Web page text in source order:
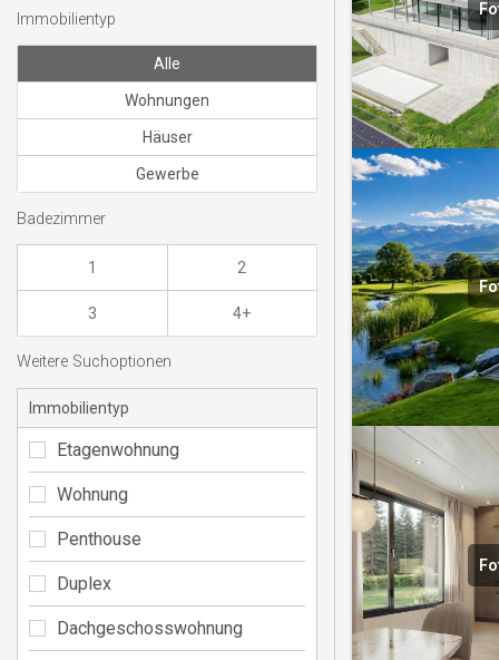
Immobilientyp
Alle
Wohnungen
Häuser
Gewerbe
Badezimmer
1 2
3 4+
Weitere Suchoptionen
Immobilientyp
Etagenwohnung
Wohnung
Penthouse
Duplex
Dachgeschosswohnung